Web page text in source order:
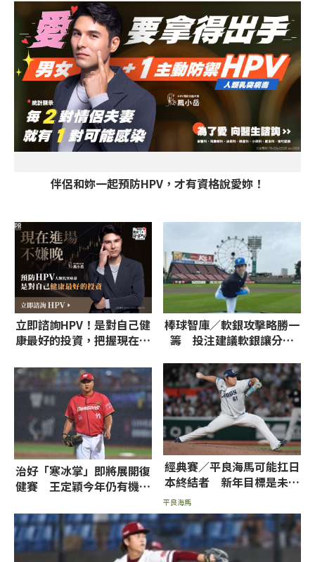
伴侶和妳一起預防HPV，才有資格說愛妳！
立即諮詢HPV！是對自己健
康最好的投資，把握現在不
PR
棒球智庫／軟銀攻擊略勝一
籌 投注建議軟銀讓分、
治好「寒冰掌」即將展開復
健賽 王定穎今年仍有機會
經典賽／平良海馬可能扛日
本終結者 新年目標是未來
平良海馬